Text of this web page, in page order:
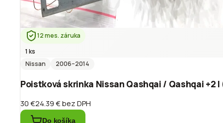
12 mes. záruka
1 ks
Nissan
2006–2014
Poistková skrinka Nissan Qashqai / Qashqai +2 I
30 €24.39 €bez DPH
Do košíka